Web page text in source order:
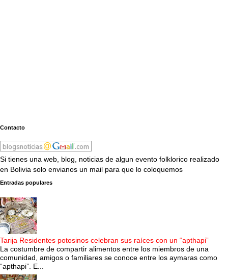
Contacto
Si tienes una web, blog, noticias de algun evento folklorico realizado
en Bolivia solo envianos un mail para que lo coloquemos
Entradas populares
Tarija Residentes potosinos celebran sus raíces con un “apthapi”
La costumbre de compartir alimentos entre los miembros de una
comunidad, amigos o familiares se conoce entre los aymaras como
“apthapi”. E...